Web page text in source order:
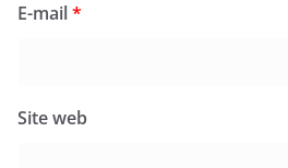
E-mail*
Site web